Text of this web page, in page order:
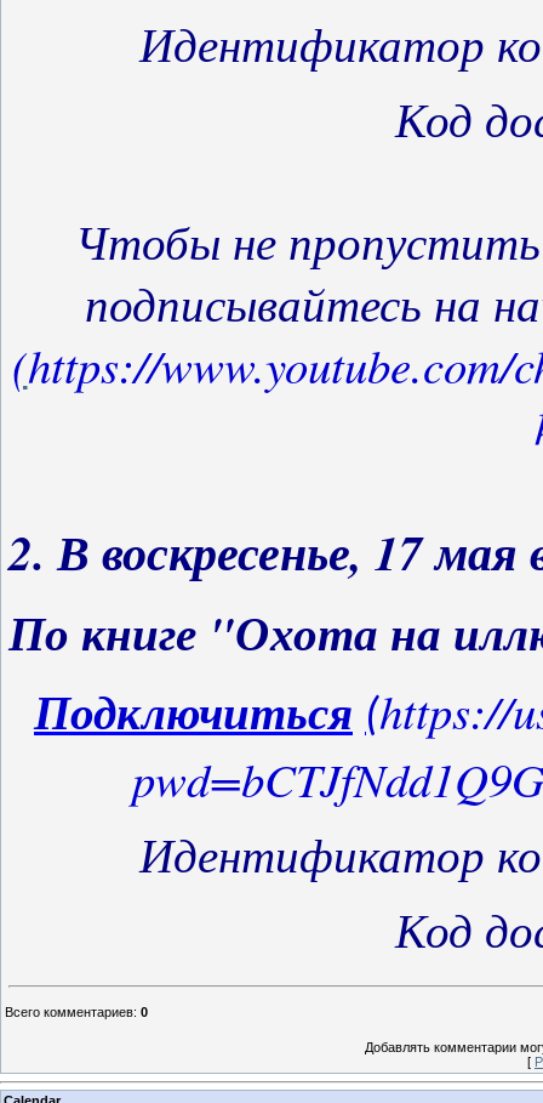
Идентификатор
Код
Чтобы не
подписывайтесь на
(https://www.youtube.com/
2.В воскресенье, 17
По книге "Охота на
Подключиться (https://
Идентификатор
Код
Всего комментариев: 0
Добавлять комментарии
[